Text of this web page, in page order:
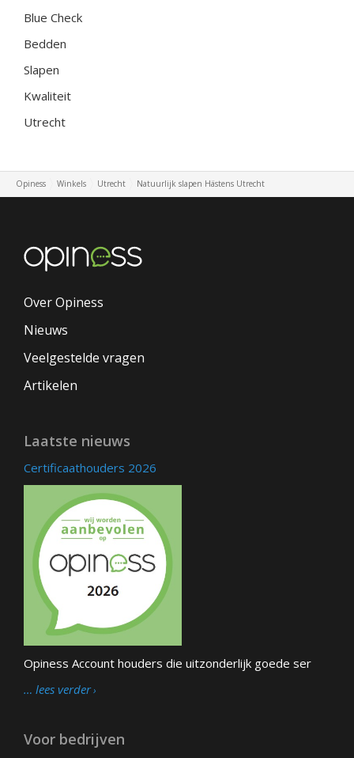
Blue Check
Bedden
Slapen
Kwaliteit
Utrecht
Opiness Winkels Utrecht Natuurlijk slapen Hästens Utrecht
Over Opiness
Nieuws
Veelgestelde vragen
Artikelen
Laatste nieuws
Certificaathouders 2026
Opiness Account houders die uitzonderlijk goede ser
… lees verder
Voor bedrijven